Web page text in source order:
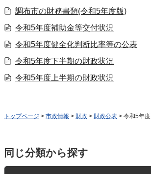
調布市の財務書類(令和5年度版)
令和5年度補助金等交付状況
令和5年度健全化判断比率等の公表
令和5年度下半期の財政状況
令和5年度上半期の財政状況
トップページ > 市政情報 > 財政 > 財政公表 > 令和5年度
同じ分類から探す